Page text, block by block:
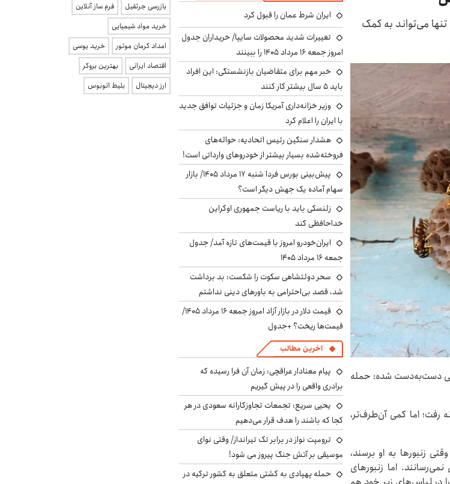
و تنها می‌تواند به کمک
دست‌به‌دست شده: حمله
رفت؛ اما کمی آن‌طرف‌تر،
زنبورها به او برسند،
اما زنبورهای
ایران شرط عمان را قبول کرد
تغییرات شدید محصولات سایپا/ خریداران جدول
امروز جمعه ۱۶ مرداد ۱۴۰۵ را ببینند
خبر مهم برای متقاضیان بازنشستگی: این افراد
باید ۵ سال بیشتر کار کنند
وزیر خزانه‌داری آمریکا زمان و جزئیات توافق جدید
با ایران را اعلام کرد
هشدار سنگین رئیس اتحادیه: حواله‌های
فروخته‌شده بسیار بیشتر از خودروهای وارداتی است!
پیش‌بینی بورس فردا شنبه ۱۷ مرداد ۱۴۰۵/ بازار
سهام آماده یک جهش دیگر است؟
زلنسکی باید با ریاست جمهوری اوکراین
خداحافظی کند
ایران‌خودرو امروز با قیمت‌های تازه آمد/ جدول
جمعه ۱۶ مرداد ۱۴۰۵
سحر دولتشاهی سکوت را شکست: بد برداشت
شد، قصد بی‌احترامی به باورهای دینی نداشتم
قیمت دلار در بازار آزاد امروز جمعه ۱۶ مرداد ۱۴۰۵/
قیمت‌ها ریخت؟ +جدول
آخرین مطالب
پیام معنادار عراقچی: زمان آن فرا رسیده که
برادری واقعی را در پیش گیریم
یحیی سریع: تجمعات تجاوزکارانه سعودی در هر
کجا که باشند را هدف قرار می‌دهیم
ترومپت نواز در برابر تک تیرانداز/ وقتی نوای
موسیقی بر آتش جنگ پیروز می شود!
حمله پهپادی به کشتی متعلق به کشور ترکیه در
بازرسی جرثقیل
فرم ساز آنلاین
خرید مواد شیمیایی
امداد کرمان موتور
خرید یوسی
اقتصاد ایرانی
بهترین بروکر
ارز دیجیتال
بلیط اتوبوس